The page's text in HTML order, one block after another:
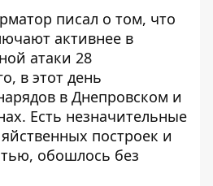
писал о том, что
активнее в
атаки 28
в этот день
в Днепровском и
. Есть незначительные
построек и
обошлось без